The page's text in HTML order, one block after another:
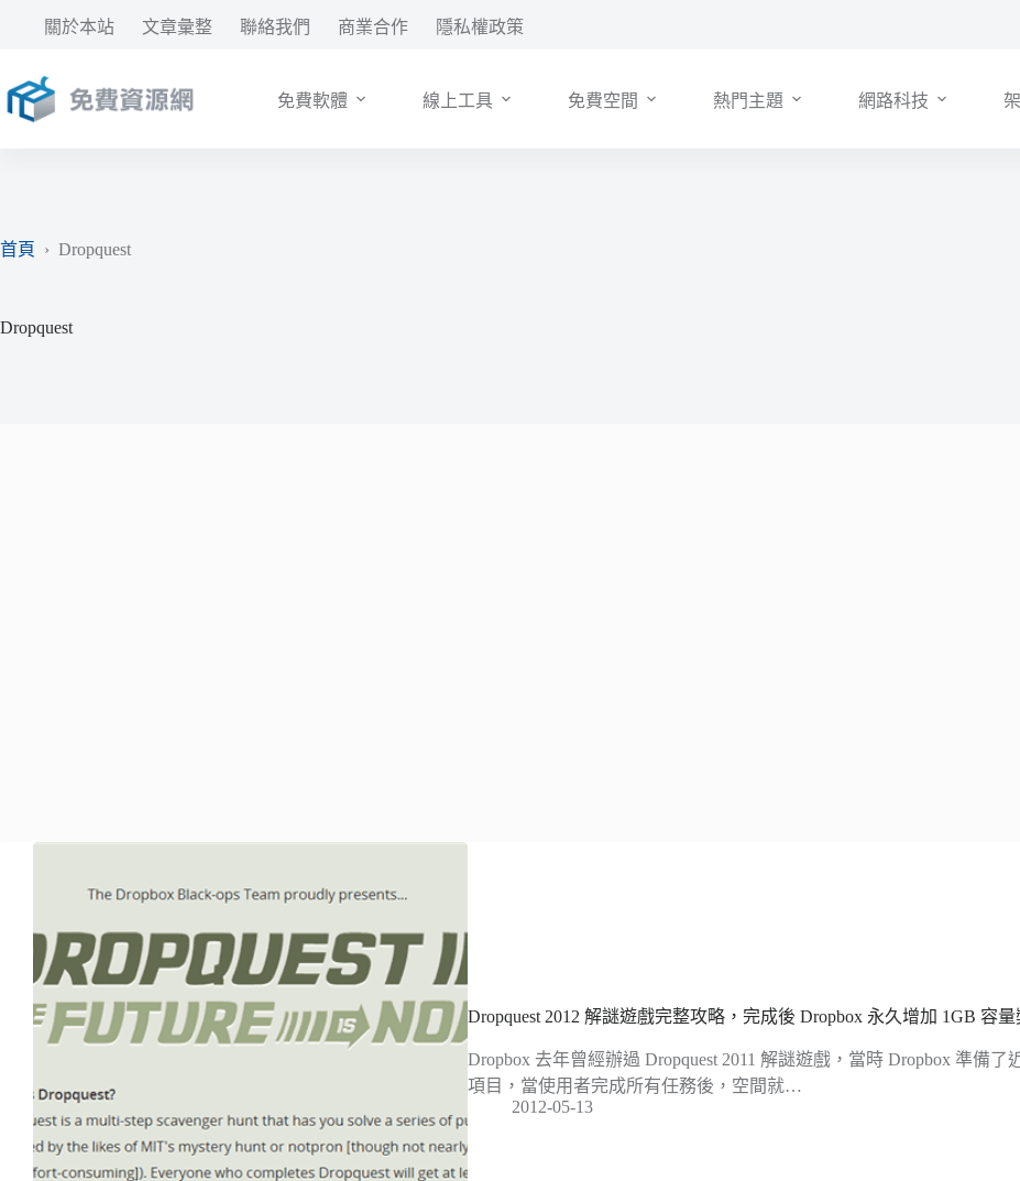
要
內
關於本站 文章彙整 聯絡我們 商業合作 隱私權政策
免費軟體 線上工具 免費空間 熱門主題 網路科技
首頁 › Dropquest
Dropquest
Dropquest 2012 解謎遊戲完整攻略，完成後 Dropbox 永久增加 1GB 容量
Dropbox 去年曾經辦過 Dropquest 2011 解謎遊戲，當時 Dropbox 準備了
項目，當使用者完成所有任務後，空間就…
2012-05-13